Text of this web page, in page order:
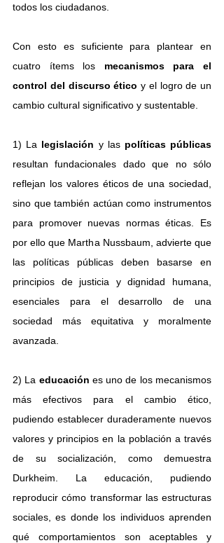
todos los ciudadanos.
Con esto es suficiente para plantear en
cuatro ítems los mecanismos para el
control del discurso ético y el logro de un
cambio cultural significativo y sustentable.
1) La legislación y las políticas públicas
resultan fundacionales dado que no sólo
reflejan los valores éticos de una sociedad,
sino que también actúan como instrumentos
para promover nuevas normas éticas. Es
por ello que Martha Nussbaum, advierte que
las políticas públicas deben basarse en
principios de justicia y dignidad humana,
esenciales para el desarrollo de una
sociedad más equitativa y moralmente
avanzada.
2) La educación es uno de los mecanismos
más efectivos para el cambio ético,
pudiendo establecer duraderamente nuevos
valores y principios en la población a través
de su socialización, como demuestra
Durkheim. La educación, pudiendo
reproducir cómo transformar las estructuras
sociales, es donde los individuos aprenden
qué comportamientos son aceptables y